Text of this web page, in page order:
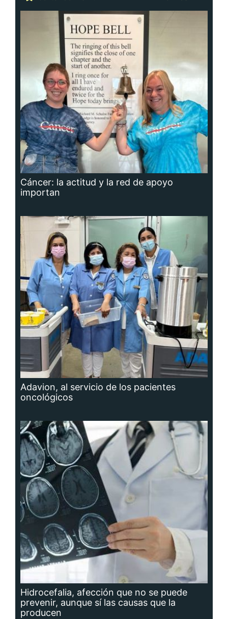
Cáncer: la actitud y la red de apoyo
importan
Adavion, al servicio de los pacientes
oncológicos
Hidrocefalia, afección que no se puede
prevenir, aunque sí las causas que la
producen